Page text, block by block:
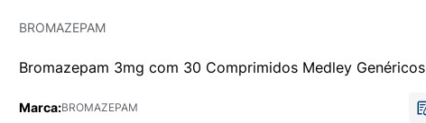
BROMAZEPAM
Bromazepam 3mg com 30 Comprimidos Medley Genéricos
Marca:BROMAZEPAM